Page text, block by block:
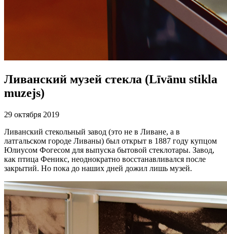
Ливанский музей стекла (Līvānu stikla
muzejs)
29 октября 2019
Ливанский стекольный завод (это не в Ливане, а в
латгальском городе Ливаны) был открыт в 1887 году купцом
Юлиусом Фогесом для выпуска бытовой стеклотары. Завод,
как птица Феникс, неоднократно восстанавливался после
закрытий. Но пока до наших дней дожил лишь музей.